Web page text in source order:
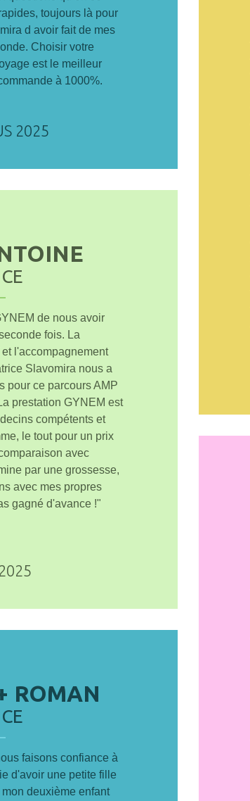
toujours là pour
d avoir fait de mes
Choisir votre
est le meilleur
à 1000%.
2025
de nous avoir
fois. La
l'accompagnement
Slavomira nous a
pour ce parcours AMP
prestation GYNEM est
compétents et
le tout pour un prix
avec
par une grossesse,
avec mes propres
gagné d'avance !"
ROMAN
faisons confiance à
d'avoir une petite fille
deuxième enfant